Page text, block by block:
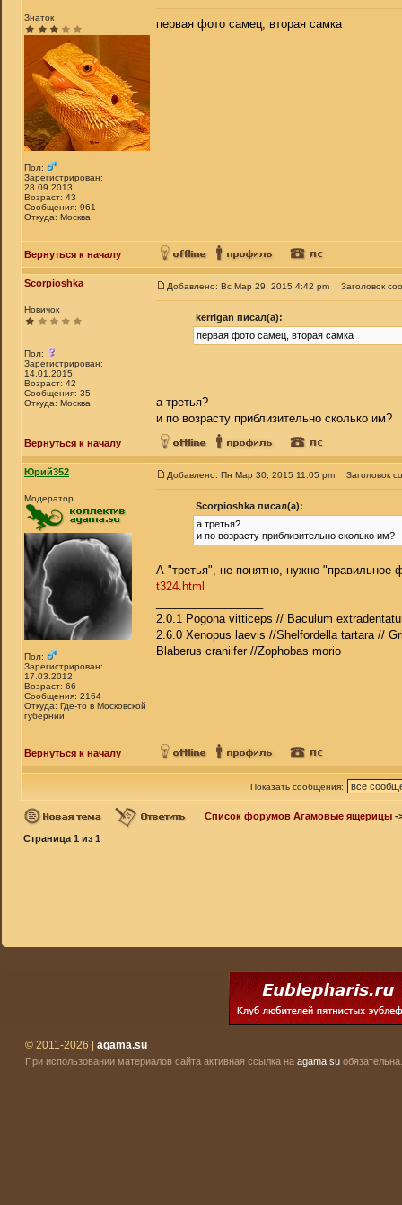
Знаток
Пол:
Зарегистрирован:
28.09.2013
Возраст: 43
Сообщения: 961
Откуда: Москва
первая фото самец, вторая самка
Вернуться к началу
Scorpioshka
Новичок
Пол:
Зарегистрирован:
14.01.2015
Возраст: 42
Сообщения: 35
Откуда: Москва
Добавлено: Вс Мар 29, 2015 4:42 pm Заголовок
kerrigan писал(а):
первая фото самец, вторая самка
а третья?
и по возрасту приблизительно сколько им?
Вернуться к началу
Юрий352
Модератор
Пол:
Зарегистрирован:
17.03.2012
Возраст: 66
Сообщения: 2164
Откуда: Где-то в Московской
губернии
Добавлено: Пн Мар 30, 2015 11:05 pm Заголовок
Scorpioshka писал(а):
а третья?
и по возрасту приблизительно сколько им?
А "третья", не понятно, нужно
t324.html
2.0.1 Pogona vitticeps // Baculum
2.6.0 Xenopus laevis //Shelfordella tartara //
Blaberus craniifer //Zophobas morio
Вернуться к началу
Показать сообщения:
Список форумов Агамовые ящерицы -
Страница 1 из 1
© 2011-2026 | agama.su
При использовании материалов сайта активная ссылка на agama.su обязательна.